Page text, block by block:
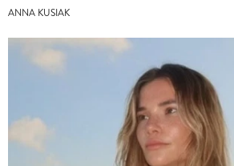
ANNA KUSIAK